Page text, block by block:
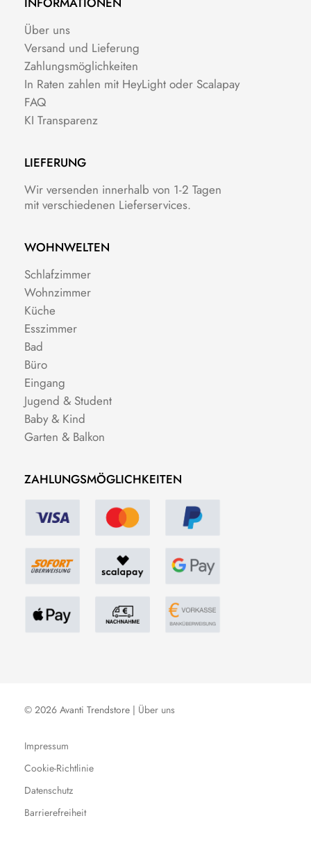
Über uns
Versand und Lieferung
Zahlungsmöglichkeiten
In Raten zahlen mit HeyLight oder Scalapay
FAQ
KI Transparenz
LIEFERUNG
Wir versenden innerhalb von 1-2 Tagen
mit verschiedenen Lieferservices.
WOHNWELTEN
Schlafzimmer
Wohnzimmer
Küche
Esszimmer
Bad
Büro
Eingang
Jugend & Student
Baby & Kind
Garten & Balkon
ZAHLUNGSMÖGLICHKEITEN
© 2026 Avanti Trendstore | Über uns
Impressum
Cookie-Richtlinie
Datenschutz
Barrierefreiheit